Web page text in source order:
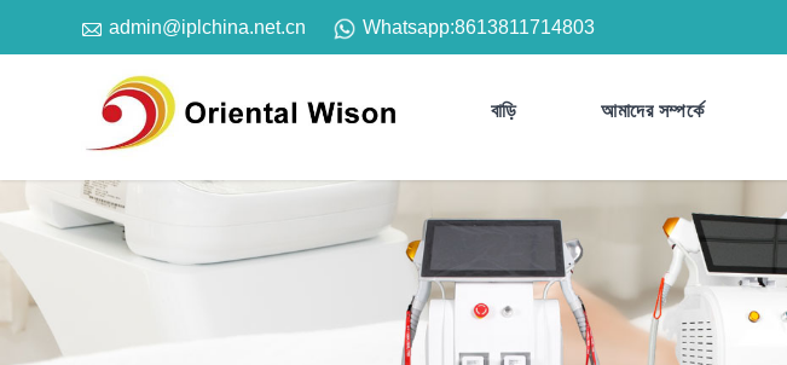
 admin@iplchina.net.cn Whatsapp:8613811714803
বাড়ি আমাদের সম্পর্কে